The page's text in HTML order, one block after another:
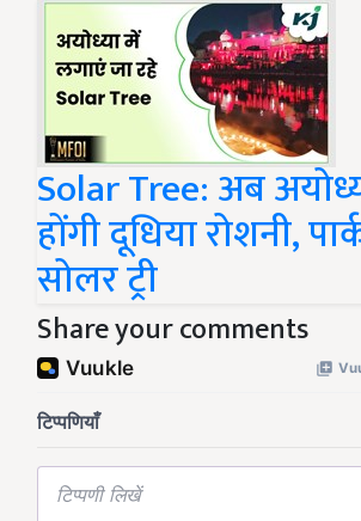
Solar Tree: अब
होंगी दूधिया रोशनी,
सोलर ट्री
Share your comments